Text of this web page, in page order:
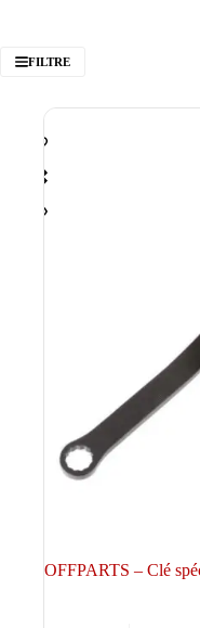
FILTRE
OFFPARTS – Clé